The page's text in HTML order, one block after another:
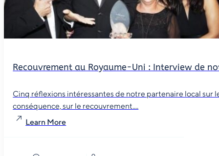
Recouvrement au Royaume-Uni : Interview de
Cinq réflexions intéressantes de notre partenaire local sur
conséquence, sur le recouvrement....
Learn More